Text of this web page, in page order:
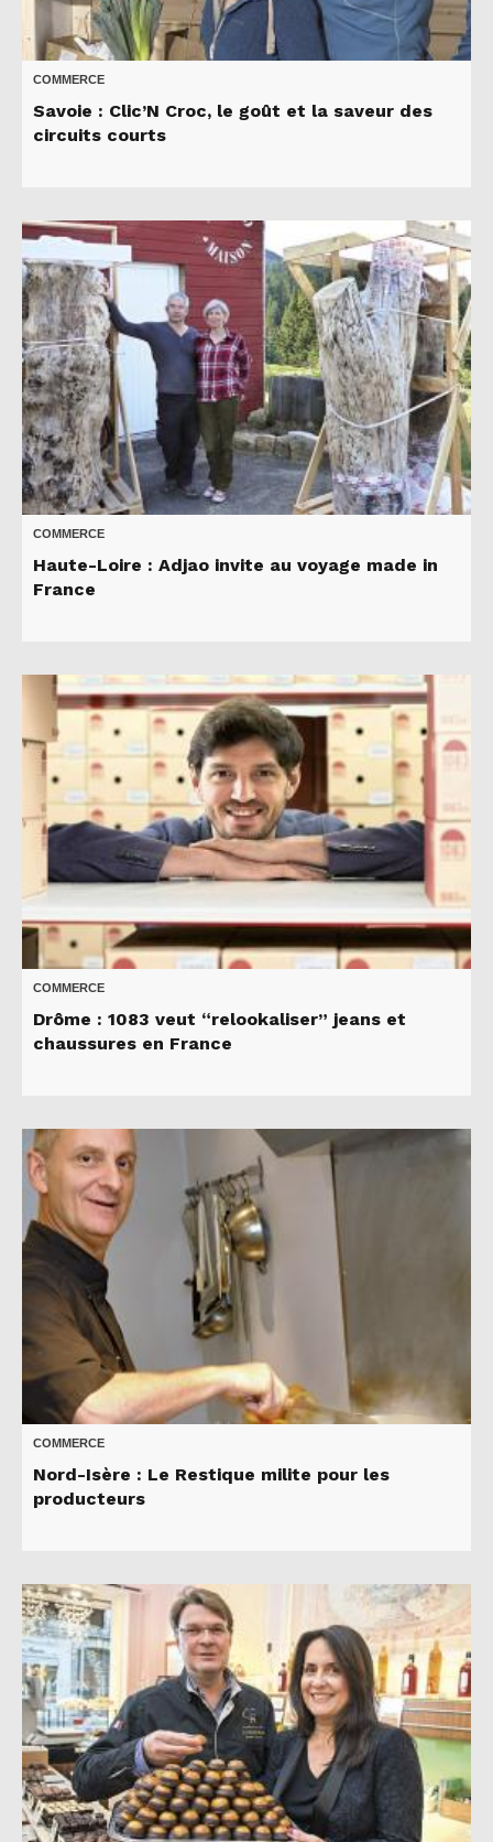
COMMERCE
Savoie : Clic’N Croc, le goût et la saveur des
circuits courts
COMMERCE
Haute-Loire : Adjao invite au voyage made in
France
COMMERCE
Drôme : 1083 veut “relookaliser” jeans et
chaussures en France
COMMERCE
Nord-Isère : Le Restique milite pour les
producteurs